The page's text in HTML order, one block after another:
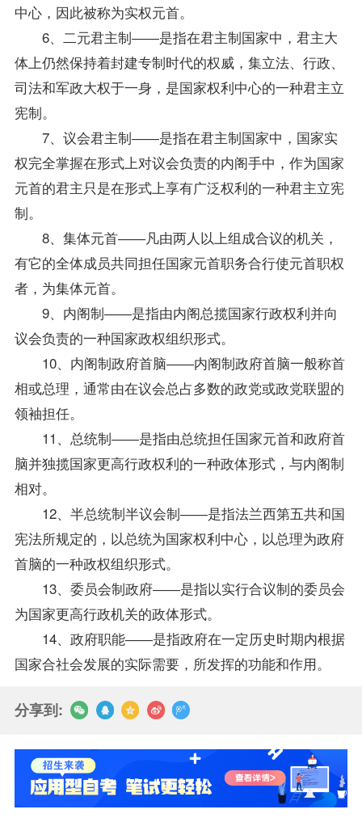
中心，因此被称为实权元首。
6、二元君主制――是指在君主制国家中，君主大
体上仍然保持着封建专制时代的权威，集立法、行政、
司法和军政大权于一身，是国家权利中心的一种君主立
宪制。
7、议会君主制――是指在君主制国家中，国家实
权完全掌握在形式上对议会负责的内阁手中，作为国家
元首的君主只是在形式上享有广泛权利的一种君主立宪
制。
8、集体元首――凡由两人以上组成合议的机关，
有它的全体成员共同担任国家元首职务合行使元首职权
者，为集体元首。
9、内阁制――是指由内阁总揽国家行政权利并向
议会负责的一种国家政权组织形式。
10、内阁制政府首脑――内阁制政府首脑一般称首
相或总理，通常由在议会总占多数的政党或政党联盟的
领袖担任。
11、总统制――是指由总统担任国家元首和政府首
脑并独揽国家更高行政权利的一种政体形式，与内阁制
相对。
12、半总统制半议会制――是指法兰西第五共和国
宪法所规定的，以总统为国家权利中心，以总理为政府
首脑的一种政权组织形式。
13、委员会制政府――是指以实行合议制的委员会
为国家更高行政机关的政体形式。
14、政府职能――是指政府在一定历史时期内根据
国家合社会发展的实际需要，所发挥的功能和作用。
分享到: